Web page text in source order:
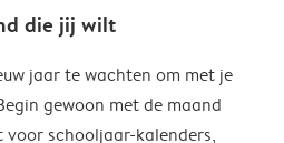
die jij wilt
jaar te wachten om met je
gewoon met de maand
voor schooljaar-kalenders,